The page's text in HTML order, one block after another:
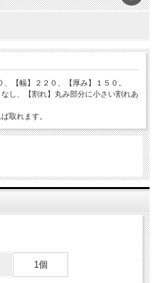
【幅】２２０、【厚み】１５０。
し、【割れ】丸み部分に小さい割れあ
取れます。
1個